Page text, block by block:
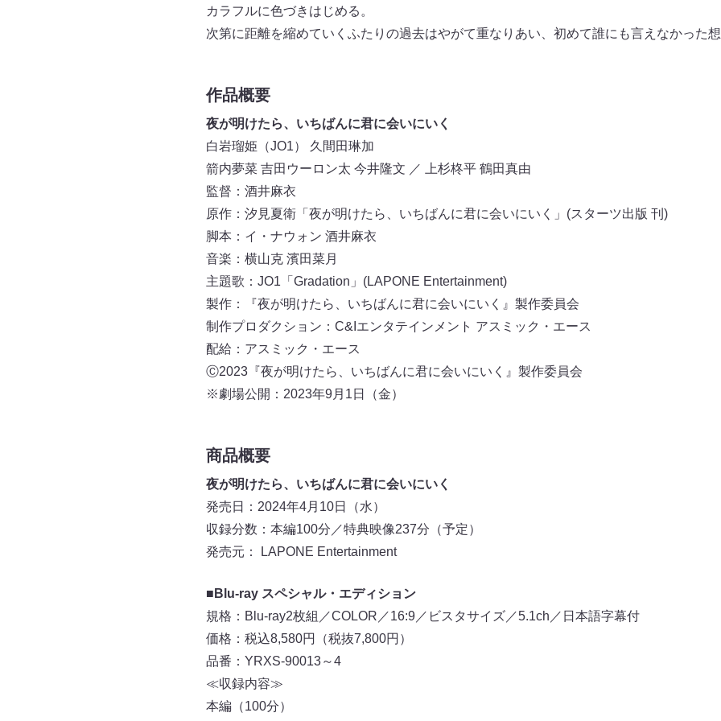
カラフルに色づきはじめる。
次第に距離を縮めていくふたりの過去はやがて重なりあい、初めて誰にも言えなかった
作品概要
夜が明けたら、いちばんに君に会いにいく
白岩瑠姫（JO1） 久間田琳加
箭内夢菜 吉田ウーロン太 今井隆文 ／ 上杉柊平 鶴田真由
監督：酒井麻衣
原作：汐見夏衛「夜が明けたら、いちばんに君に会いにいく」(スターツ出版 刊)
脚本：イ・ナウォン 酒井麻衣
音楽：横山克 濱田菜月
主題歌：JO1「Gradation」(LAPONE Entertainment)
製作：『夜が明けたら、いちばんに君に会いにいく』製作委員会
制作プロダクション：C&Iエンタテインメント アスミック・エース
配給：アスミック・エース
Ⓒ2023『夜が明けたら、いちばんに君に会いにいく』製作委員会
※劇場公開：2023年9月1日（金）
商品概要
夜が明けたら、いちばんに君に会いにいく
発売日：2024年4月10日（水）
収録分数：本編100分／特典映像237分（予定）
発売元： LAPONE Entertainment
■Blu-ray スペシャル・エディション
規格：Blu-ray2枚組／COLOR／16:9／ビスタサイズ／5.1ch／日本語字幕付
価格：税込8,580円（税抜7,800円）
品番：YRXS-90013～4
≪収録内容≫
本編（100分）